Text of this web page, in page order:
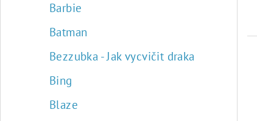
Barbie
Batman
Bezzubka - Jak vycvičit draka
Bing
Blaze